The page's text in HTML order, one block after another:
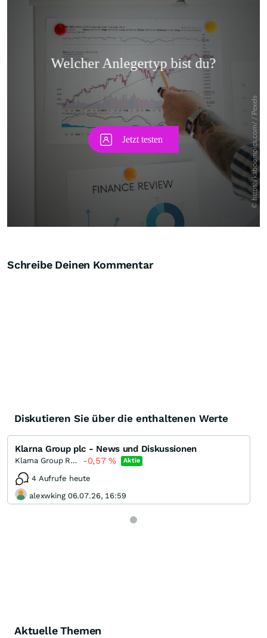
Schreibe Deinen Kommentar
Diskutieren Sie über die enthaltenen Werte
Klarna Group plc - News und Diskussionen
Klarna Group Registered -0,57% Aktie
4 Aufrufe heute
alexwking 06.07.26, 16:59
Aktuelle Themen